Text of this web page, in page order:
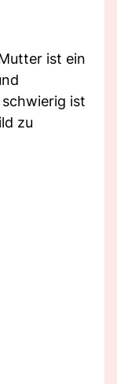
ist ein
ist
zu